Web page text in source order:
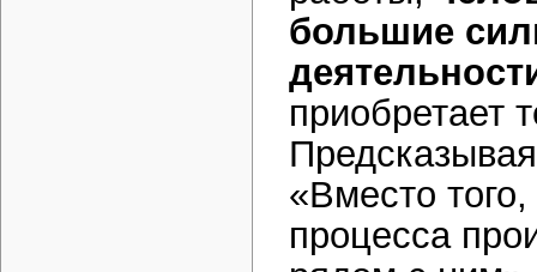
большие
приобретает
«Вместо
процесса